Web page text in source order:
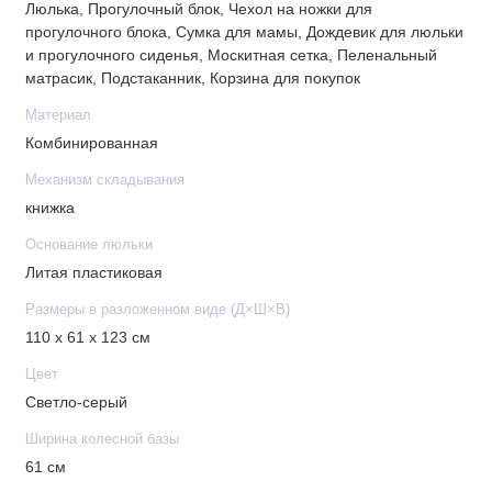
• Накидка на ноги
• Установка: против и по ходу движения
• Металлическая сетка для багажа
• Шарнирные амортизаторы
• Центральный тормоз
• Люлька
• Прогулочный блок
• Сумка для мамы
• Антимоскитная сетка
Люлька, Прогулочный блок, Чехол на ножки для
прогулочного блока, Сумка для мамы, Дождевик для люльки
и прогулочного сиденья, Москитная сетка, Пеленальный
матрасик, Подстаканник, Корзина для покупок
Материал
Комбинированная
Механизм складывания
книжка
Основание люльки
Литая пластиковая
Размеры в разложенном виде (Д×Ш×В)
110 х 61 х 123 см
Цвет
Светло-серый
Ширина колесной базы
61 см